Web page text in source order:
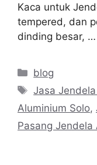
Kaca untuk
tempered, dan
dinding besar, …
Categories
blog
Tags
Jasa
Aluminium Solo,
Pasang Jendela